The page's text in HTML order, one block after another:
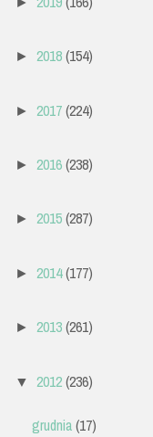
► 2018(154)
► 2017(224)
► 2016(238)
► 2015(287)
► 2014(177)
► 2013(261)
▼ 2012(236)
grudnia(17)